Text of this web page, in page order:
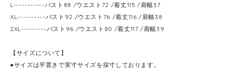
L-----------バスト88 /ウエスト72 /着丈115 /肩幅37
XL----------バスト92 /ウエスト76 /着丈116 /肩幅38
2XL---------バスト96 /ウエスト80 /着丈117 /肩幅39
【サイズについて】
●サイズは平置きで実寸サイズを採寸しております。